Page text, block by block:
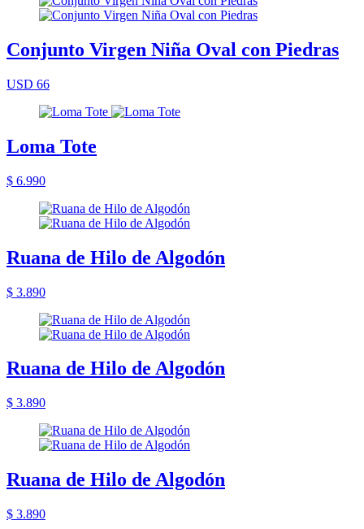
Conjunto Virgen Niña Oval con Piedras
USD 66
Loma Tote
$ 6.990
Ruana de Hilo de Algodón
$ 3.890
Ruana de Hilo de Algodón
$ 3.890
Ruana de Hilo de Algodón
$ 3.890